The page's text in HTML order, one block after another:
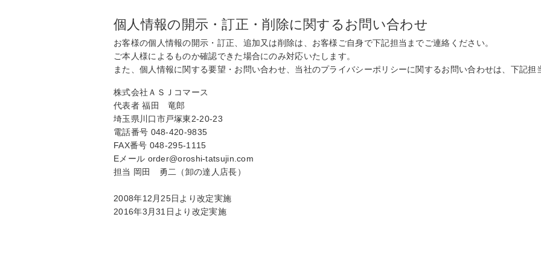
個人情報の開示・訂正・削除に関するお問い合わせ
お客様の個人情報の開示・訂正、追加又は削除は、お客様ご自身で下記担当までご連絡ください。
ご本人様によるものか確認できた場合にのみ対応いたします。
また、個人情報に関する要望・お問い合わせ、当社のプライバシーポリシーに関するお問い合わせは、下記担
株式会社ＡＳＪコマース
代表者 福田 竜郎
埼玉県川口市戸塚東2-20-23
電話番号 048-420-9835
FAX番号 048-295-1115
Eメール order@oroshi-tatsujin.com
担当 岡田 勇二（卸の達人店長）
2008年12月25日より改定実施
2016年3月31日より改定実施